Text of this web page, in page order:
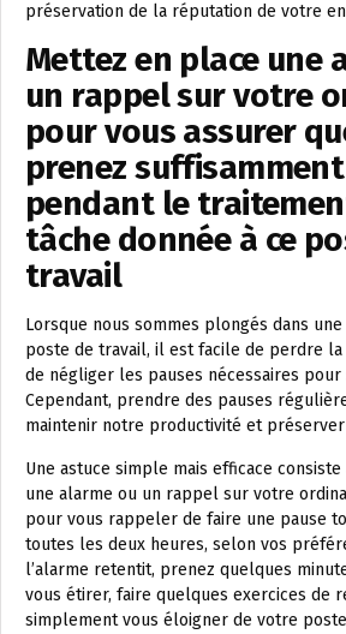
préservation de la réputation de votre
Mettez en place une
un rappel sur votre
pour vous assurer
prenez
pendant le
tâche donnée à ce
travail
Lorsque nous sommes plongés dans
poste de travail, il est facile de perdre
de négliger les pauses nécessaires pour
Cependant, prendre des pauses
maintenir notre productivité et
Une astuce simple mais efficace
une alarme ou un rappel sur votre
pour vous rappeler de faire une pause
toutes les deux heures, selon vos
l’alarme retentit, prenez quelques
vous étirer, faire quelques exercices de
simplement vous éloigner de votre